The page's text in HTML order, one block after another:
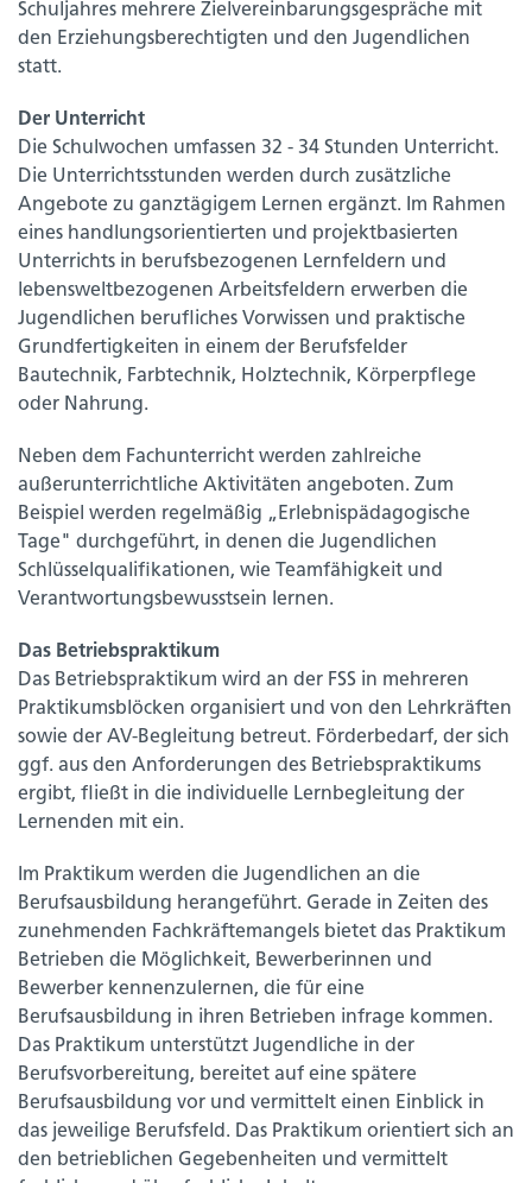
Schuljahres mehrere Zielvereinbarungsgespräche mit
den Erziehungsberechtigten und den Jugendlichen
statt.
Der Unterricht
Die Schulwochen umfassen 32 - 34 Stunden Unterricht.
Die Unterrichtsstunden werden durch zusätzliche
Angebote zu ganztägigem Lernen ergänzt. Im Rahmen
eines handlungsorientierten und projektbasierten
Unterrichts in berufsbezogenen Lernfeldern und
lebensweltbezogenen Arbeitsfeldern erwerben die
Jugendlichen berufliches Vorwissen und praktische
Grundfertigkeiten in einem der Berufsfelder
Bautechnik, Farbtechnik, Holztechnik, Körperpflege
oder Nahrung.
Neben dem Fachunterricht werden zahlreiche
außerunterrichtliche Aktivitäten angeboten. Zum
Beispiel werden regelmäßig „Erlebnispädagogische
Tage" durchgeführt, in denen die Jugendlichen
Schlüsselqualifikationen, wie Teamfähigkeit und
Verantwortungsbewusstsein lernen.
Das Betriebspraktikum
Das Betriebspraktikum wird an der FSS in mehreren
Praktikumsblöcken organisiert und von den Lehrkräften
sowie der AV-Begleitung betreut. Förderbedarf, der sich
ggf. aus den Anforderungen des Betriebspraktikums
ergibt, fließt in die individuelle Lernbegleitung der
Lernenden mit ein.
Im Praktikum werden die Jugendlichen an die
Berufsausbildung herangeführt. Gerade in Zeiten des
zunehmenden Fachkräftemangels bietet das Praktikum
Betrieben die Möglichkeit, Bewerberinnen und
Bewerber kennenzulernen, die für eine
Berufsausbildung in ihren Betrieben infrage kommen.
Das Praktikum unterstützt Jugendliche in der
Berufsvorbereitung, bereitet auf eine spätere
Berufsausbildung vor und vermittelt einen Einblick in
das jeweilige Berufsfeld. Das Praktikum orientiert sich an
den betrieblichen Gegebenheiten und vermittelt